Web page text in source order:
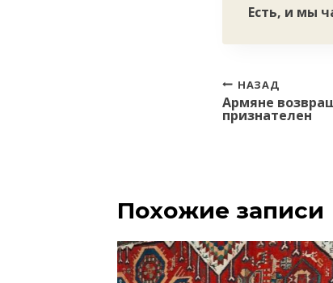
Есть, и мы
по
записям
НАЗАД
Армяне
признателен
Похожие записи